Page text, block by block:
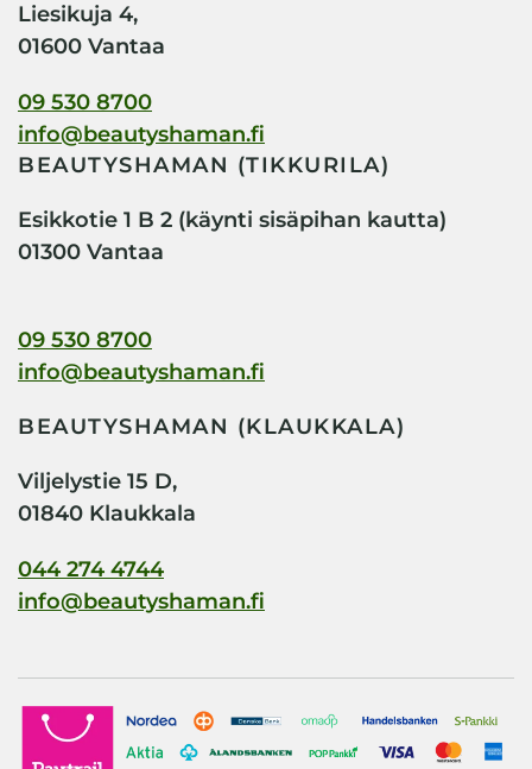
Liesikuja 4,
01600 Vantaa
09 530 8700
info@beautyshaman.fi
BEAUTYSHAMAN (TIKKURILA)
Esikkotie 1 B 2 (käynti sisäpihan kautta)
01300 Vantaa
09 530 8700
info@beautyshaman.fi
BEAUTYSHAMAN (KLAUKKALA)
Viljelystie 15 D,
01840 Klaukkala
044 274 4744
info@beautyshaman.fi